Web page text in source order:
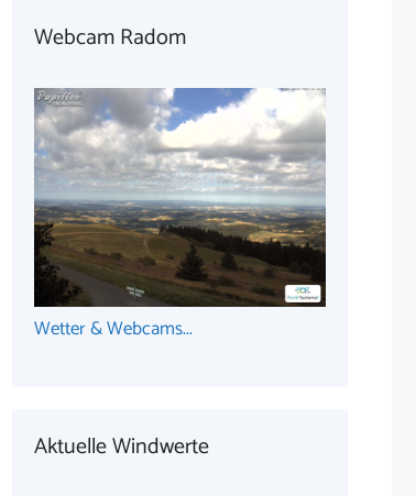
Webcam Radom
Wetter & Webcams...
Aktuelle Windwerte